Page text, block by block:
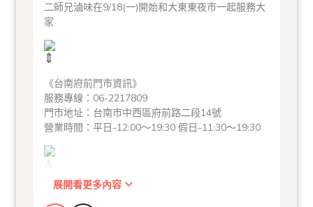
二師兄滷味在9/18(一)開始和大東東夜市一起服務大
家
《台南府前門市資訊》
服務專線：06-2217809
門市地址：台南市中西區府前路二段14號
營業時間：平日-12:00～19:30 假日-11:30～19:30
固定公休：每週三
展開看更多內容